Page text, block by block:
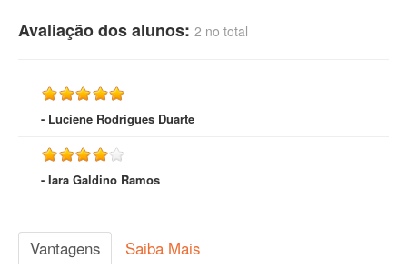
Avaliação dos alunos: 2 no total
- Luciene Rodrigues Duarte
- Iara Galdino Ramos
Vantagens Saiba Mais